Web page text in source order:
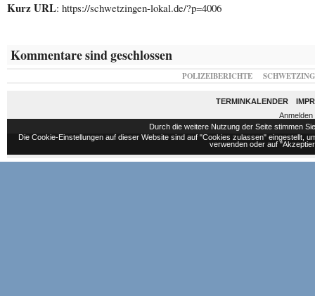
Kurz URL: https://schwetzingen-lokal.de/?p=4006
Kommentare sind geschlossen
POLIZEIBERICHTE
TERMINKALENDER
Anmelden
Durch die weitere Nutzung der Seite stimmen
Die Cookie-Einstellungen auf dieser Website sind auf "Cookies zulassen" eingestellt,
verwenden oder auf